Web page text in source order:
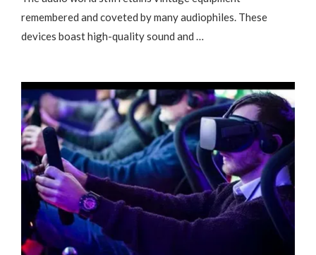
remembered and coveted by many audiophiles. These
devices boast high-quality sound and …